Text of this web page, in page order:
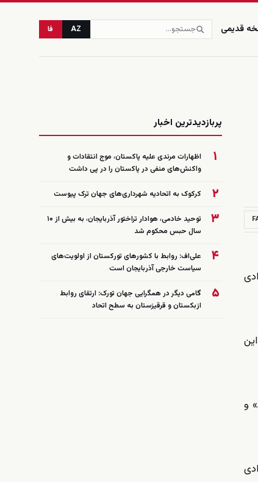
قدیمی AZ فا
این
و
پربازدیدترین اخبار
۱
اظهارات مرندی علیه پاکستان، موج انتقادات و
واکنش‌های منفی در پاکستان را در پی داشت
۲ کرکوک به اتحادیه شهرداری‌های جهان ترک پیوست
۳
توحید خادمی، هوادار تراختور آذربایجان، به بیش از ۱۰
سال حبس محکوم شد
۴
علی‌اف: روابط با کشورهای تورکستان از اولویت‌های
سیاست خارجی آذربایجان است
۵
گامی دیگر در همگرایی جهان تورک: ارتقای روابط
ازبکستان و قرقیزستان به سطح اتحاد